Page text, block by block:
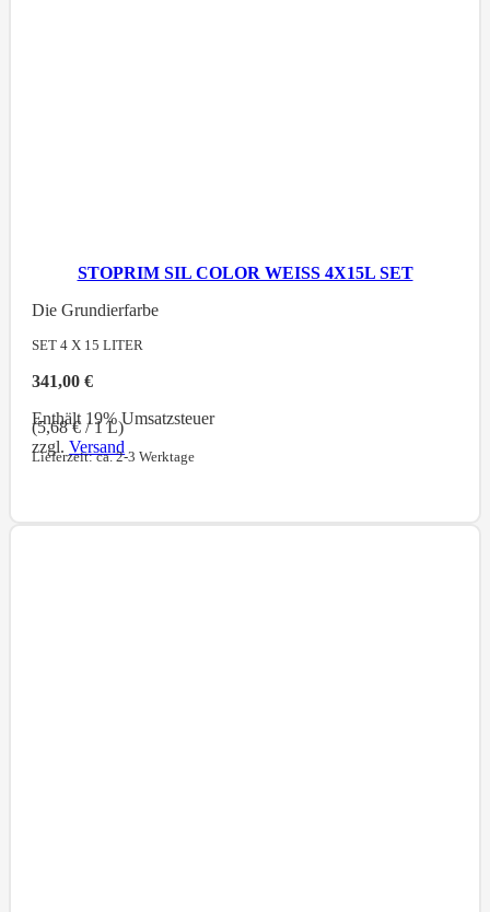
STOPRIM SIL COLOR WEISS 4X15L SET
Die Grundierfarbe
SET 4 X 15 LITER
341,00€
Enthält 19% Umsatzsteuer
(5,68€/ 1 L)
zzgl.Versand
Lieferzeit: ca. 2-3 Werktage